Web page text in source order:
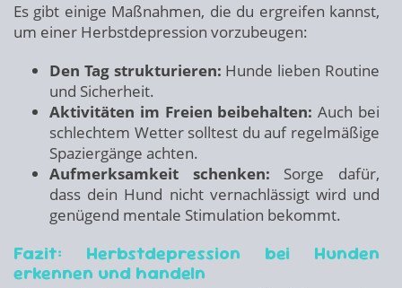
Es gibt einige Maßnahmen, die du ergreifen kannst,
um einer Herbstdepression vorzubeugen:
Den Tag strukturieren: Hunde lieben Routine
und Sicherheit.
Aktivitäten im Freien beibehalten: Auch bei
schlechtem Wetter solltest du auf regelmäßige
Spaziergänge achten.
Aufmerksamkeit schenken: Sorge dafür,
dass dein Hund nicht vernachlässigt wird und
genügend mentale Stimulation bekommt.
Fazit: Herbstdepression bei Hunden
erkennen und handeln